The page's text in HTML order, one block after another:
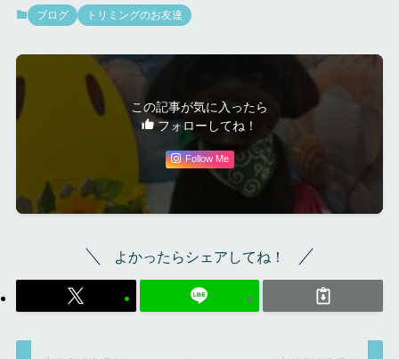
ブログ トリミングのお友達
この記事が気に入ったら
フォローしてね！
Follow Me
よかったらシェアしてね！